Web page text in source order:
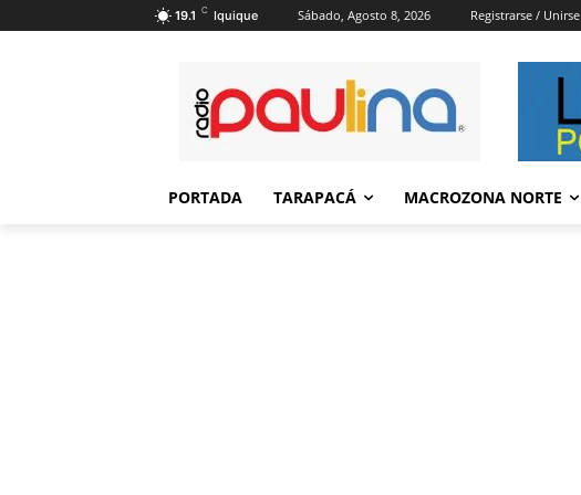
19.1 C Iquique Sábado, Agosto 8, 2026 Registrarse / Unirse
PORTADA TARAPACÁ MACROZONA NORTE